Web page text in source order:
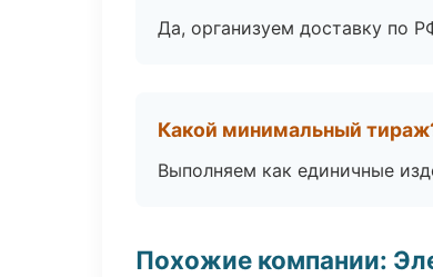
Да, организуем доставку по
Какой минимальный
Выполняем как единичные
Похожие компании: